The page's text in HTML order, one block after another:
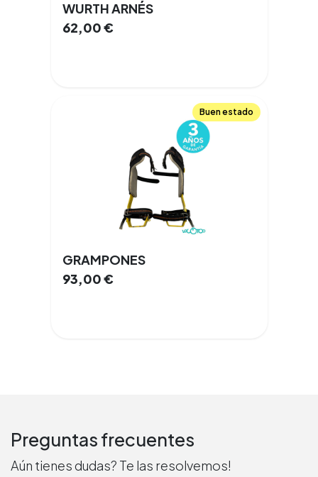
WURTH ARNÉS
62,00€
Buen estado
GRAMPONES
93,00€
Preguntas frecuentes
Aún tienes dudas? Te las resolvemos!